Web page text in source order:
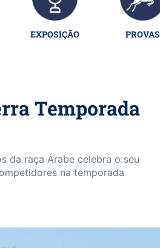
EXPOSIÇÃO PROVAS
Temporada
da raça Árabe celebra o seu
na temporada